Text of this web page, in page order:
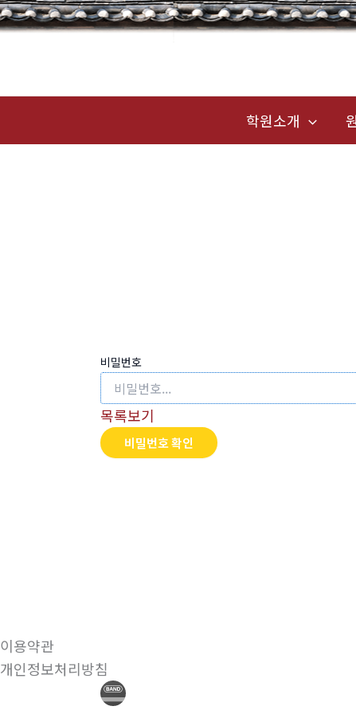
콘
텐
건
뛰
학원소개
비밀번호
목록보기
비밀번호 확인
이용약관
개인정보처리방침